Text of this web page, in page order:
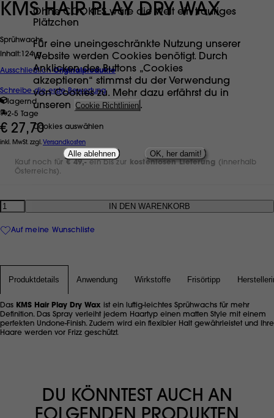
KMS HAIR PLAY DRY WAX
Sprühwachs
Inhalt
124 g
AusschließlichOriginalprodukte
Schreibe die erste Bewertung
lagernd
2-5 Tage
€ 27,70
inkl. MwSt. zzgl.Versandkosten
Kauf noch für€ 49,- ein bis zur kostenlosen Lieferung (innerhalb
Österreichs).
Anzahl
Auf meine Wunschliste
Produktdetails Anwendung Wirkstoffe Frisörtipp
Das KMS Hair Play Dry Wax ist ein luftig-leichtes Sprühwachs für mehr
Definition. Das Spray verleiht jedem Haartyp einen matten Style mit einem
perfekten Undone-Finish. Zudem wird ein flexibler Halt gewährleistet und Ihre
Haare werden vor Frizz geschützt.
DU KÖNNTEST AUCH AN
Ohne COOKIES wäre die Welt ein trauriges
Plätzchen
Für eine uneingeschränkte Nutzung unserer
Website werden Cookies benötigt. Durch
Anklicken des Buttons „Cookies
akzeptieren“ stimmst du der Verwendung
von Cookies zu. Mehr dazu erfährst du in
unseren Cookie Richtlinien .
Cookies auswählen
Alle ablehnen OK, her damit!